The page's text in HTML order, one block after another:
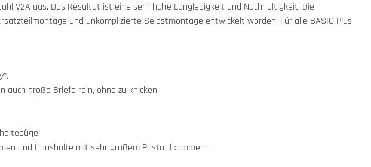
V2A aus. Das Resultat ist eine sehr hohe Langlebigkeit und Nachhaltigkeit. Die
und unkomplizierte Selbstmontage entwickelt worden. Für alle BASIC Plus
auch große Briefe rein, ohne zu knicken.
und Haushalte mit sehr großem Postaufkommen.